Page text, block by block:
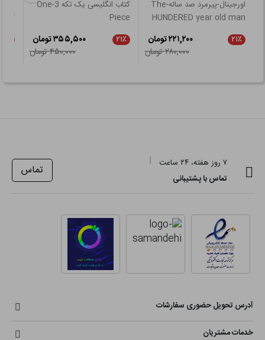
اورجینال-پیرمرد صد ساله-The
HUNDERED year old man
۲۱٪
۲۲۱,۲۰۰ تومان
۲۸۰,۰۰۰ تومان
کتاب انگلیسی یک تکه 3-One
Piece
۲۱٪
۳۵۵,۵۰۰ تومان
۴۵۰,۰۰۰ تومان
۷ روز هفته، ۲۴ ساعت
تماس با پشتیبانی
تماس
آدرس تحویل حضوری سفارشات
خدمات مشتریان